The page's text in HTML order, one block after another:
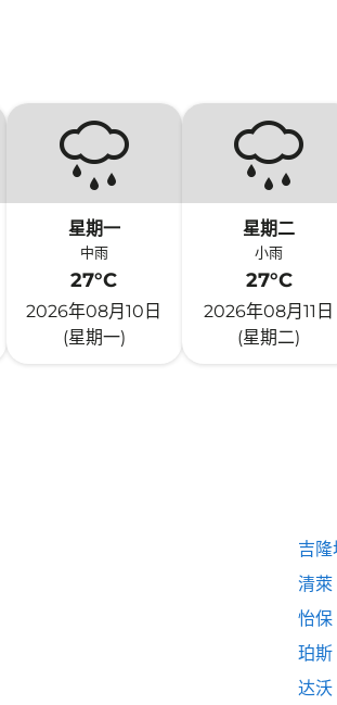
星期一
中雨
27°C
2026年08月10日
(星期一)
星期二
小雨
27°C
2026年08月11日
(星期二)
吉隆
清萊
怡保
珀斯
达沃